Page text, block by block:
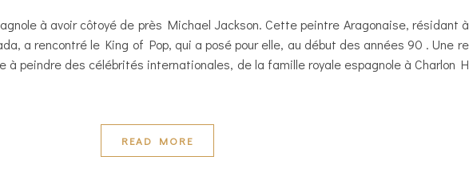
à avoir côtoyé de près Michael Jackson. Cette peintre Aragonaise, résidant
a rencontré le King of Pop, qui a posé pour elle, au début des années 90 . Une
à peindre des célébrités internationales, de la famille royale espagnole à Charlon
READ MORE